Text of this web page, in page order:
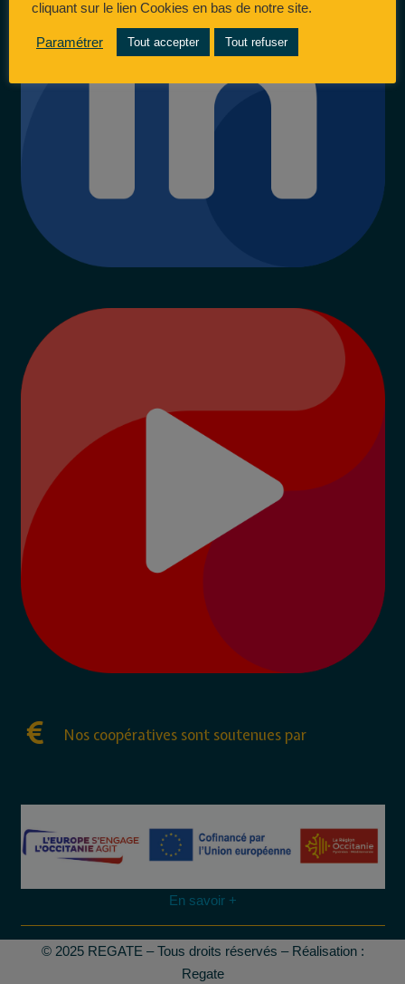
Nos coopératives sont soutenues par
En savoir +
© 2025 REGATE – Tous droits réservés – Réalisation :
Regate
cliquant sur le lien Cookies en bas de notre site.
Paramétrer Tout accepter Tout refuser